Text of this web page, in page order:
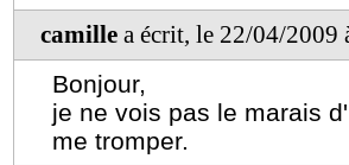
camille a écrit, le 22/04/2009
Bonjour,
je ne vois pas le marais
me tromper.